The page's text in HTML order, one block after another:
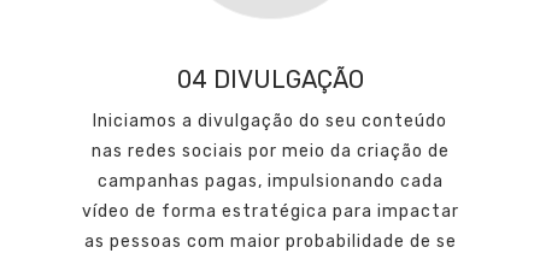
04 DIVULGAÇÃO
Iniciamos a divulgação do seu conteúdo
nas redes sociais por meio da criação de
campanhas pagas, impulsionando cada
vídeo de forma estratégica para impactar
as pessoas com maior probabilidade de se